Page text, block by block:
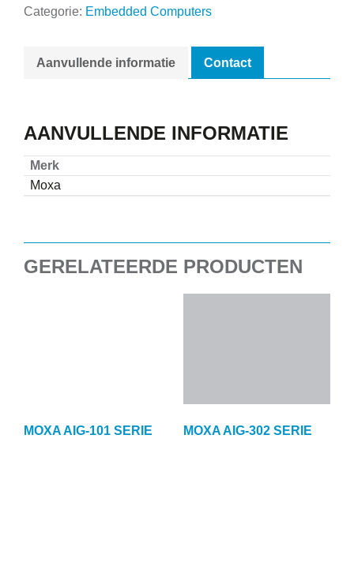
Categorie: Embedded Computers
Aanvullende informatie Contact
AANVULLENDE INFORMATIE
Merk
Moxa
GERELATEERDE PRODUCTEN
MOXA AIG-101 SERIE MOXA AIG-302 SERIE